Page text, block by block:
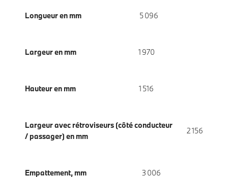
Longueur en mm 5 096
Largeur en mm 1 970
Hauteur en mm 1 516
Largeur avec rétroviseurs (côté conducteur
/ passager) en mm
2 156
Empattement, mm 3 006